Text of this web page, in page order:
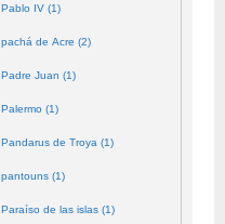
Pablo IV (1)
pachá de Acre (2)
Padre Juan (1)
Palermo (1)
Pandarus de Troya (1)
pantouns (1)
Paraíso de las islas (1)